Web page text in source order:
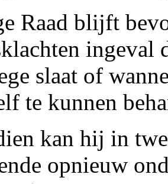
Raad blijft
ingeval
slaat of
te kunnen
kan hij in
opnieuw